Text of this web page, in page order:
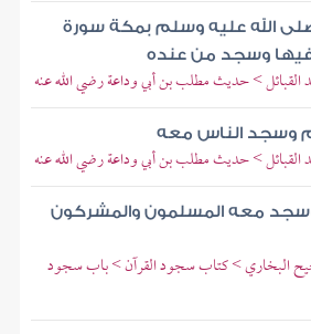
صلى الله عليه وسلم بمكة سورة
وسجد من عنده
> حديث مطلب بن أبي وداعة رضي الله عنه
وسجد الناس معه
> حديث مطلب بن أبي وداعة رضي الله عنه
معه المسلمون والمشركون
البخاري > كتاب سجود القرآن > باب سجود